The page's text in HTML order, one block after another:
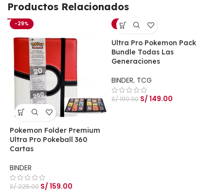
Productos Relacionados
-29%
Pokemon Folder Premium
Ultra Pro Pokeball 360
Cartas
BINDER
S/225.00 S/159.00
-22%
Ultra Pro Pokemon Pack
Bundle Todas Las
Generaciones
BINDER, TCG
S/190.00 S/ 149.00